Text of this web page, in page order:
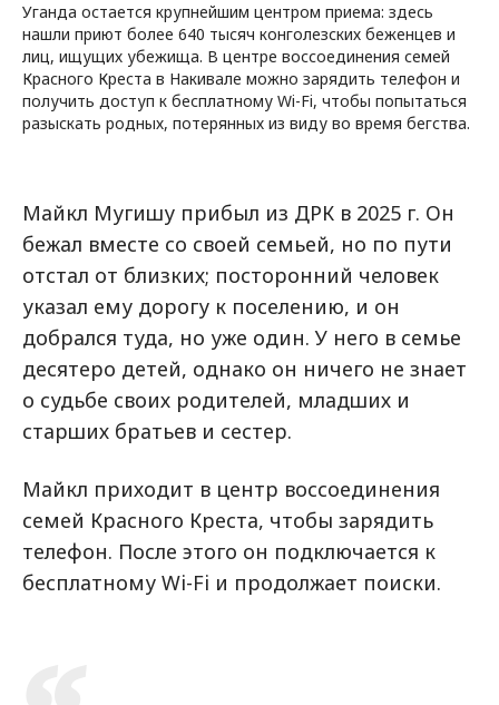
Уганда остается крупнейшим центром приема: здесь
нашли приют более 640 тысяч конголезских беженцев и
лиц, ищущих убежища. В центре воссоединения семей
Красного Креста в Накивале можно зарядить телефон и
получить доступ к бесплатному Wi-Fi, чтобы попытаться
разыскать родных, потерянных из виду во время бегства.
Майкл Мугишу прибыл из ДРК в 2025 г. Он
бежал вместе со своей семьей, но по пути
отстал от близких; посторонний человек
указал ему дорогу к поселению, и он
добрался туда, но уже один. У него в семье
десятеро детей, однако он ничего не знает
о судьбе своих родителей, младших и
старших братьев и сестер.
Майкл приходит в центр воссоединения
семей Красного Креста, чтобы зарядить
телефон. После этого он подключается к
бесплатному Wi-Fi и продолжает поиски.